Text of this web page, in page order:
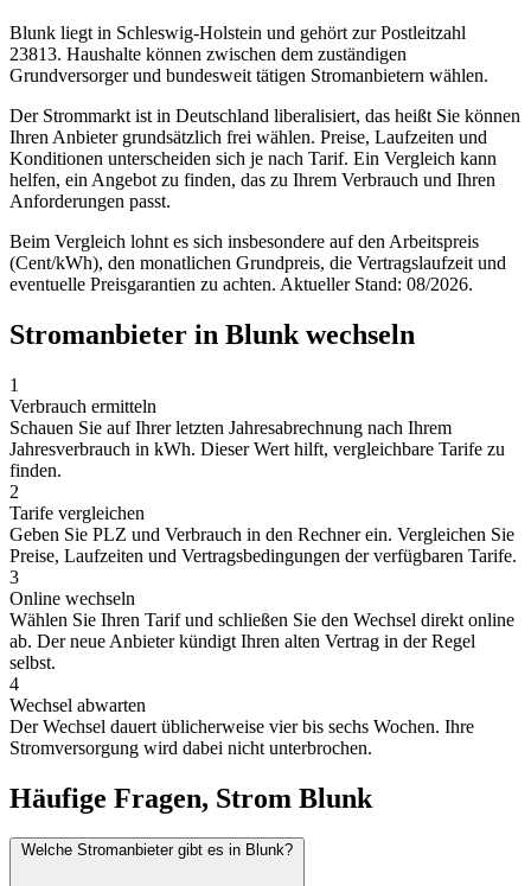
Blunk liegt in Schleswig-Holstein und gehört zur Postleitzahl
23813. Haushalte können zwischen dem zuständigen
Grundversorger und bundesweit tätigen Stromanbietern wählen.
Der Strommarkt ist in Deutschland liberalisiert, das heißt Sie können
Ihren Anbieter grundsätzlich frei wählen. Preise, Laufzeiten und
Konditionen unterscheiden sich je nach Tarif. Ein Vergleich kann
helfen, ein Angebot zu finden, das zu Ihrem Verbrauch und Ihren
Anforderungen passt.
Beim Vergleich lohnt es sich insbesondere auf den Arbeitspreis
(Cent/kWh), den monatlichen Grundpreis, die Vertragslaufzeit und
eventuelle Preisgarantien zu achten. Aktueller Stand: 08/2026.
Stromanbieter in Blunk wechseln
1
Verbrauch ermitteln
Schauen Sie auf Ihrer letzten Jahresabrechnung nach Ihrem
Jahresverbrauch in kWh. Dieser Wert hilft, vergleichbare Tarife zu
finden.
2
Tarife vergleichen
Geben Sie PLZ und Verbrauch in den Rechner ein. Vergleichen Sie
Preise, Laufzeiten und Vertragsbedingungen der verfügbaren Tarife.
3
Online wechseln
Wählen Sie Ihren Tarif und schließen Sie den Wechsel direkt online
ab. Der neue Anbieter kündigt Ihren alten Vertrag in der Regel
selbst.
4
Wechsel abwarten
Der Wechsel dauert üblicherweise vier bis sechs Wochen. Ihre
Stromversorgung wird dabei nicht unterbrochen.
Häufige Fragen, Strom Blunk
Welche Stromanbieter gibt es in Blunk?